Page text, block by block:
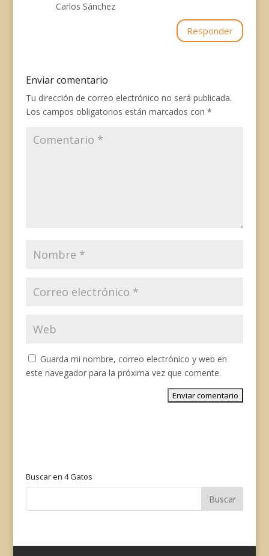
Carlos Sánchez
Responder
Enviar comentario
Tu dirección de correo electrónico no será publicada.
Los campos obligatorios están marcados con *
Guarda mi nombre, correo electrónico y web en
este navegador para la próxima vez que comente.
Buscar en 4 Gatos